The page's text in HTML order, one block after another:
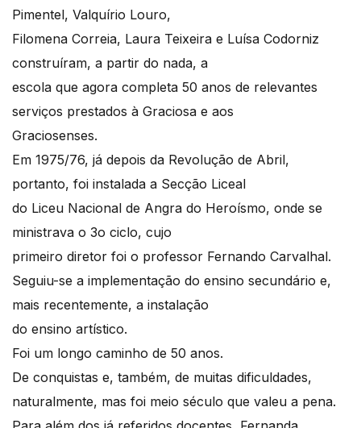
Pimentel, Valquírio Louro,
Filomena Correia, Laura Teixeira e Luísa Codorniz
construíram, a partir do nada, a
escola que agora completa 50 anos de relevantes
serviços prestados à Graciosa e aos
Graciosenses.
Em 1975/76, já depois da Revolução de Abril,
portanto, foi instalada a Secção Liceal
do Liceu Nacional de Angra do Heroísmo, onde se
ministrava o 3o ciclo, cujo
primeiro diretor foi o professor Fernando Carvalhal.
Seguiu-se a implementação do ensino secundário e,
mais recentemente, a instalação
do ensino artístico.
Foi um longo caminho de 50 anos.
De conquistas e, também, de muitas dificuldades,
naturalmente, mas foi meio século que valeu a pena.